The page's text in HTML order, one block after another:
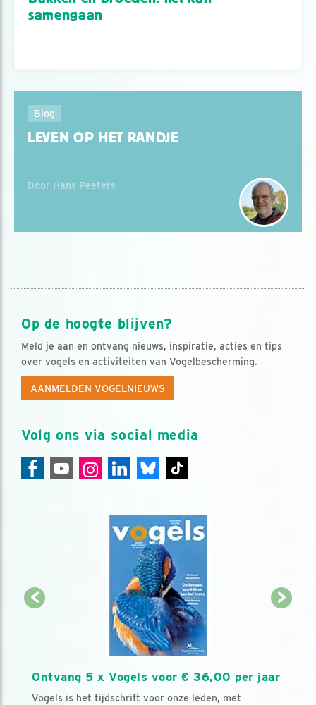
samengaan
Blog
LEVEN OP HET RANDJE
Door Hans Peeters
Op de hoogte blijven?
Meld je aan en ontvang nieuws, inspiratie, acties en tips
over vogels en activiteiten van Vogelbescherming.
AANMELDEN VOGELNIEUWS
Volg ons via social media
Ontvang 5 x Vogels voor € 36,00 per jaar
Vogels is het tijdschrift voor onze leden, met